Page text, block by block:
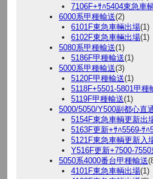
7106F+ｻﾊ5404東急車
6000系甲種輸送(2)
6101F東急車輛出場(1)
6102F東急車輛出場(1)
5080系甲種輸送(1)
5186F甲種輸送(1)
5000系甲種輸送(3)
5120F甲種輸送(1)
5118F+5501-5801甲種
5119F甲種輸送(1)
5000/5050/Y500副都心直
5154F東急車輌更新出
5163F更新+ｻﾊ5569-ｻ
5121F東急車輌更新入
Y516F更新+7500-
5050系4000番台甲種輸送
4101F東急車輌出場(1)